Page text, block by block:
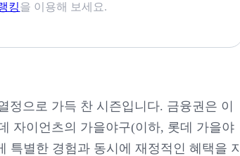
킹을 이용해 보세요.
으로 가득 찬 시즌입니다. 금융권은 이
자이언츠의 가을야구(이하, 롯데 가을야
특별한 경험과 동시에 재정적인 혜택을 지